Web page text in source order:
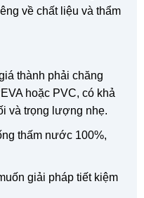
về chất liệu và thẩm
thành phải chăng
hoặc PVC, có khả
và trọng lượng nhẹ.
thấm nước 100%,
giải pháp tiết kiệm